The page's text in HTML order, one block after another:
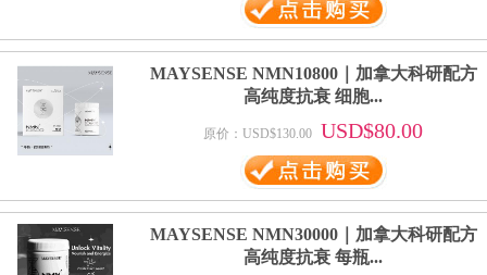
MAYSENSE NMN10800｜加拿大科研配方
高纯度抗衰 细胞...
原价：USD$130.00 USD$80.00
MAYSENSE NMN30000｜加拿大科研配方
高纯度抗衰 每瓶...